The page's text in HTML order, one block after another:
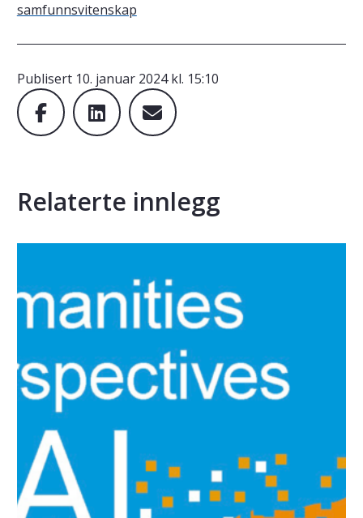
samfunnsvitenskap
Publisert 10. januar 2024 kl. 15:10
Relaterte innlegg